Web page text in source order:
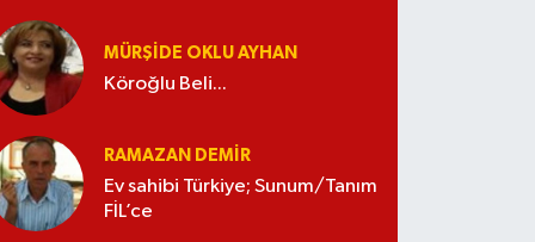
MÜRŞIDE OKLU AYHAN
Köroğlu Beli...
RAMAZAN DEMİR
Ev sahibi Türkiye; Sunum/Tanım
FİL’ce